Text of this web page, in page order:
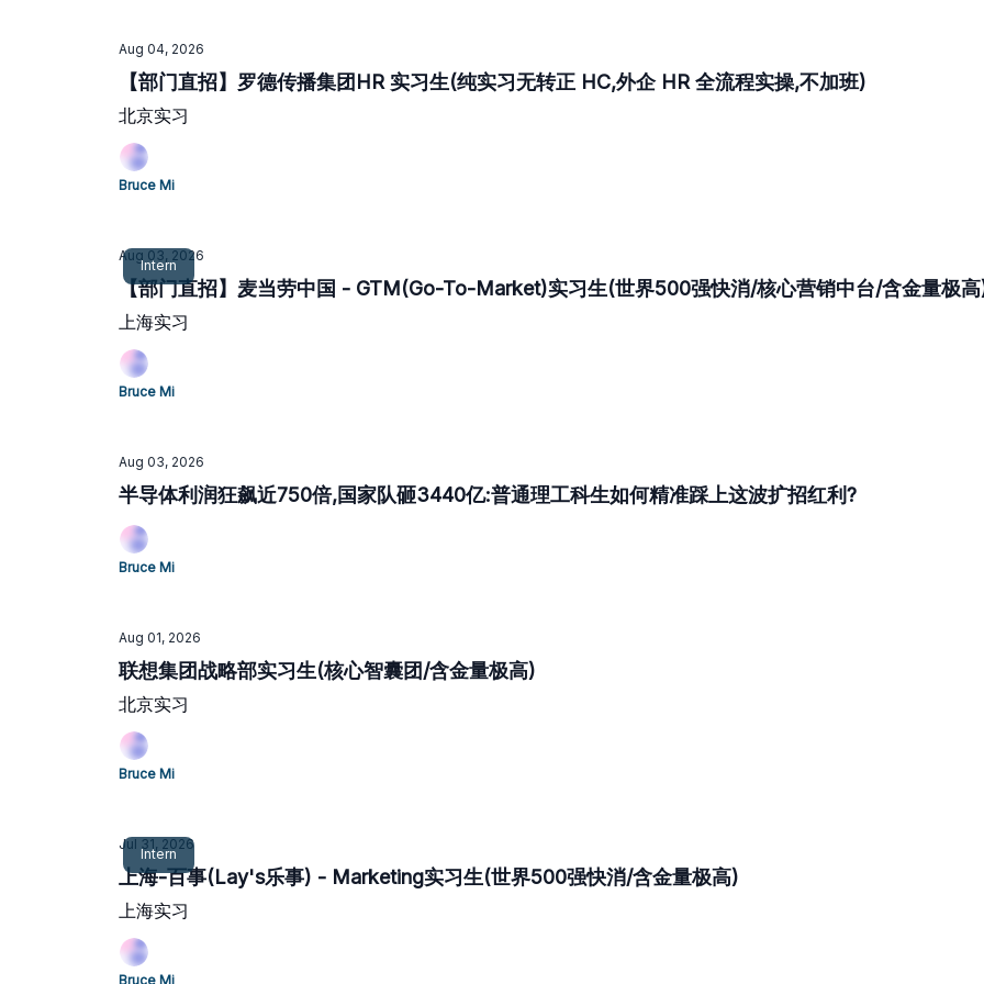
Aug 04, 2026
【部门直招】罗德传播集团HR 实习生(纯实习无转正 HC,外企 HR 全流程实操,不加班)
北京实习
Bruce Mi
Intern
Aug 03, 2026
【部门直招】麦当劳中国 - GTM(Go-To-Market)实习生(世界500强快消/核心营销中台/含金量极
上海实习
Bruce Mi
Aug 03, 2026
半导体利润狂飙近750倍,国家队砸3440亿:普通理工科生如何精准踩上这波扩招红利?
Bruce Mi
Aug 01, 2026
联想集团战略部实习生(核心智囊团/含金量极高)
北京实习
Bruce Mi
Intern
Jul 31, 2026
上海-百事(Lay's乐事) - Marketing实习生(世界500强快消/含金量极高)
上海实习
Bruce Mi